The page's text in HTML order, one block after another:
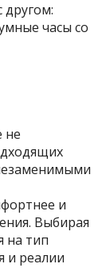
другом:
часы со
не
и
Выбирая
на тип
и реалии